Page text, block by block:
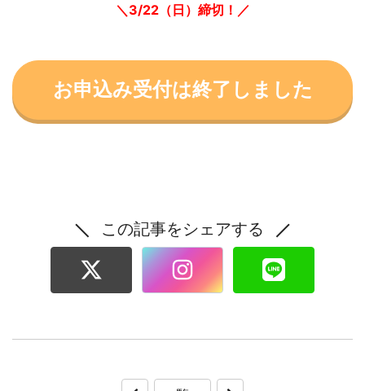
＼3/22（日）締切！／
お申込み受付は終了しました
この記事をシェアする